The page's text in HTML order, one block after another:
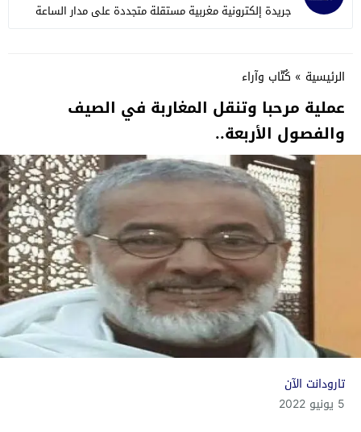
جريدة إلكترونية مغربية مستقلة متجددة على مدار الساعة
الرئيسية » كُتّاب وآراء
عملية مرحبا وتنقل المغاربة في الصيف
والفصول الأربعة..
تارودانت الآن
5 يونيو 2022